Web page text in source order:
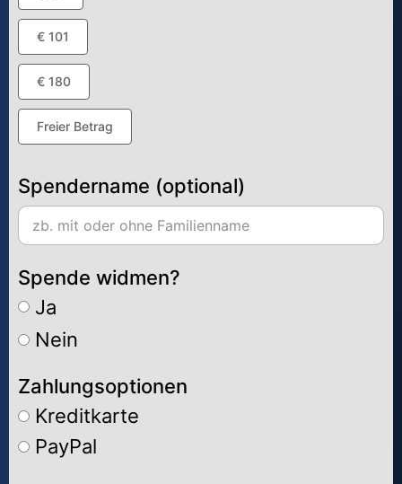
€ 101
€ 180
Freier Betrag
Spendername (optional)
Spende widmen?
Ja
Nein
Zahlungsoptionen
Kreditkarte
PayPal